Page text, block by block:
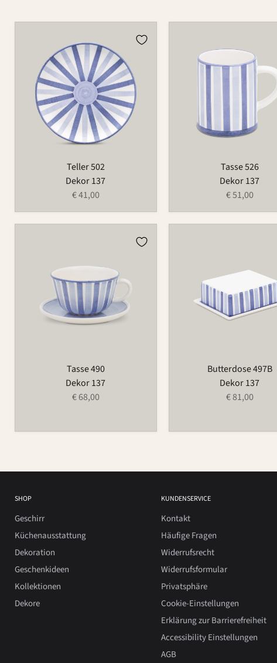
Teller 502
Dekor 137
€ 41,00
Tasse 526
Dekor 137
€ 51,00
Tasse 490
Dekor 137
€ 68,00
Butterdose 497B
Dekor 137
€ 81,00
SHOP
Geschirr
Küchenausstattung
Dekoration
Geschenkideen
Kollektionen
Dekore
KUNDENSERVICE
Kontakt
Häufige Fragen
Widerrufsrecht
Widerrufsformular
Privatsphäre
Cookie-Einstellungen
Erklärung zur Barrierefreiheit
Accessibility Einstellungen
AGB